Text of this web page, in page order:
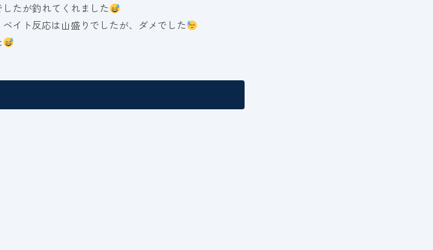
たが釣れてくれました
イト反応は山盛りでしたが、ダメでした